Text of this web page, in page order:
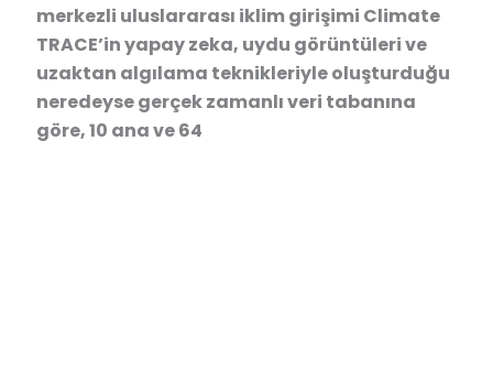
merkezli uluslararası iklim girişimi Climate
TRACE’in yapay zeka, uydu görüntüleri ve
uzaktan algılama teknikleriyle oluşturduğu
neredeyse gerçek zamanlı veri tabanına
göre, 10 ana ve 64